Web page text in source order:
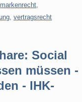
markenrecht
vertragsrecht
Social
müssen -
- IHK-